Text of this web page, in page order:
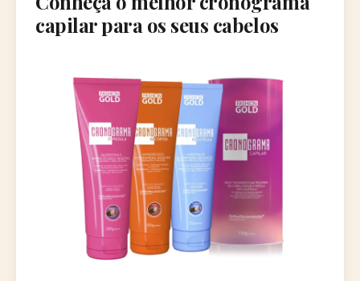
capilar para os seus cabelos